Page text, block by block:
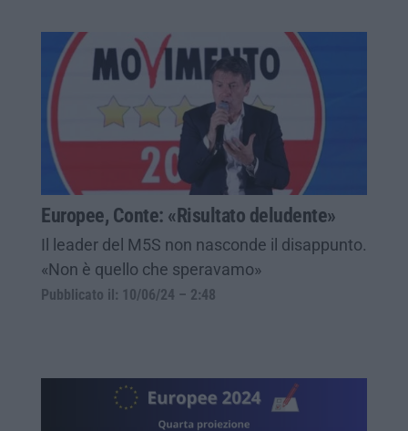
Europee, Conte: «Risultato deludente»
Il leader del M5S non nasconde il disappunto.
«Non è quello che speravamo»
Pubblicato il: 10/06/24 – 2:48